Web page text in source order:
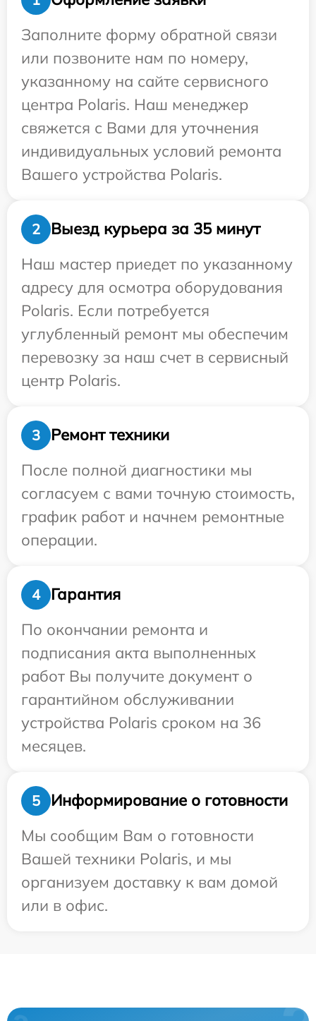
Заполните форму обратной связи
или позвоните нам по номеру,
указанному на сайте сервисного
центра Polaris. Наш менеджер
свяжется с Вами для уточнения
индивидуальных условий ремонта
Вашего устройства Polaris.
2
Выезд курьера за 35 минут
Наш мастер приедет по указанному
адресу для осмотра оборудования
Polaris. Если потребуется
углубленный ремонт мы обеспечим
перевозку за наш счет в сервисный
центр Polaris.
3
Ремонт техники
После полной диагностики мы
согласуем с вами точную стоимость,
график работ и начнем ремонтные
операции.
4
Гарантия
По окончании ремонта и
подписания акта выполненных
работ Вы получите документ о
гарантийном обслуживании
устройства Polaris сроком на 36
месяцев.
5
Информирование о готовности
Мы сообщим Вам о готовности
Вашей техники Polaris, и мы
организуем доставку к вам домой
или в офис.